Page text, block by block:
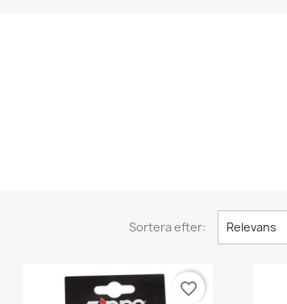
Sortera efter: Relevans
favorite_border